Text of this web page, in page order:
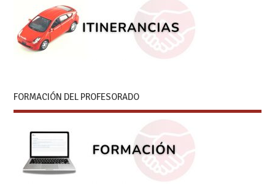
FORMACIÓN DEL PROFESORADO